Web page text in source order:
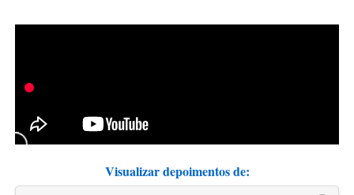
Visualizar depoimentos de: